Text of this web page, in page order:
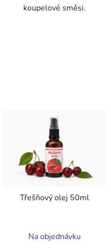
koupelové směsi.
Třešňový olej 50ml
hodnocení
Na objednávku